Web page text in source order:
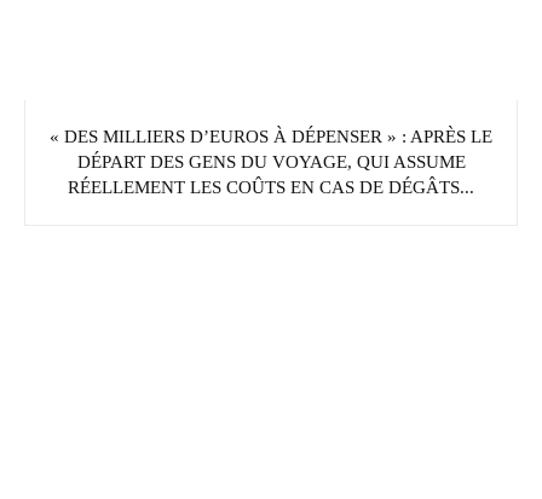
« DES MILLIERS D’EUROS À DÉPENSER » : APRÈS LE
DÉPART DES GENS DU VOYAGE, QUI ASSUME
RÉELLEMENT LES COÛTS EN CAS DE DÉGÂTS...